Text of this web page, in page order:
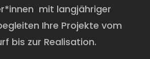
mit langjähriger
Ihre Projekte vom
bis zur Realisation.